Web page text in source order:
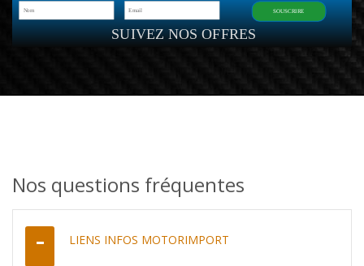
SUIVEZ NOS OFFRES
SOUSCRIRE
Nos questions fréquentes
LIENS INFOS MOTORIMPORT